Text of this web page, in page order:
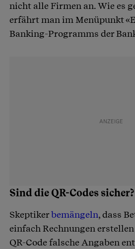
nicht alle Firmen an. Wie es
erfährt man im Menüpunkt
Banking-Programms der
Sind die QR-Codes sicher?
Skeptikerbemängeln, dass
einfach Rechnungen
QR-Code falsche Angaben